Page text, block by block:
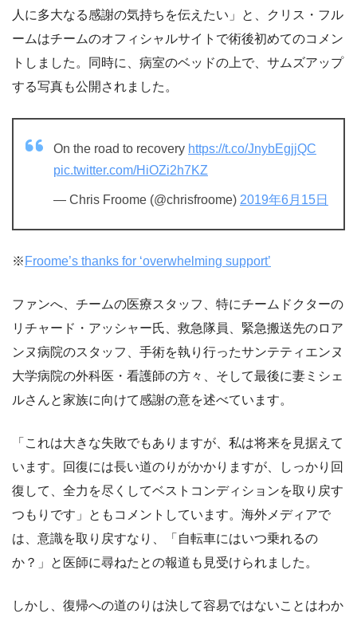
人に多大なる感謝の気持ちを伝えたい」と、クリス・フル
ームはチームのオフィシャルサイトで術後初めてのコメン
トしました。同時に、病室のベッドの上で、サムズアップ
する写真も公開されました。
On the road to recovery https://t.co/JnybEgjjQC
pic.twitter.com/HiOZi2h7KZ
— Chris Froome (@chrisfroome) 2019年6月15日
※ Froome’s thanks for ‘overwhelming support’
ファンへ、チームの医療スタッフ、特にチームドクターの
リチャード・アッシャー氏、救急隊員、緊急搬送先のロア
ンヌ病院のスタッフ、手術を執り行ったサンテティエンヌ
大学病院の外科医・看護師の方々、そして最後に妻ミシェ
ルさんと家族に向けて感謝の意を述べています。
「これは大きな失敗でもありますが、私は将来を見据えて
います。回復には長い道のりがかかりますが、しっかり回
復して、全力を尽くしてベストコンディションを取り戻す
つもりです」ともコメントしています。海外メディアで
は、意識を取り戻すなり、「自転車にはいつ乗れるの
か？」と医師に尋ねたとの報道も見受けられました。
しかし、復帰への道のりは決して容易ではないことはわか